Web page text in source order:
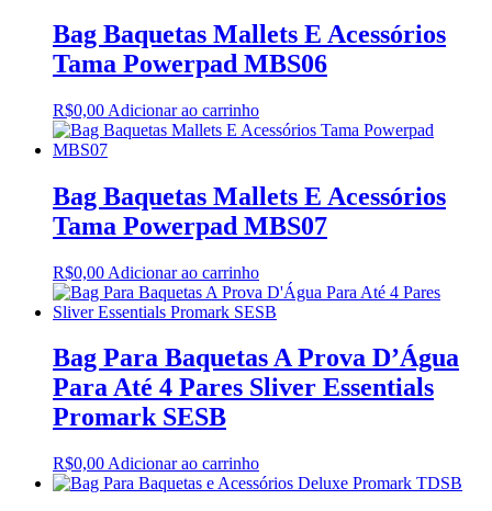
Bag Baquetas Mallets E Acessórios
Tama Powerpad MBS06
R$0,00 Adicionar ao carrinho
Bag Baquetas Mallets E Acessórios
Tama Powerpad MBS07
R$0,00 Adicionar ao carrinho
Bag Para Baquetas A Prova D’Água
Para Até 4 Pares Sliver Essentials
Promark SESB
R$0,00 Adicionar ao carrinho